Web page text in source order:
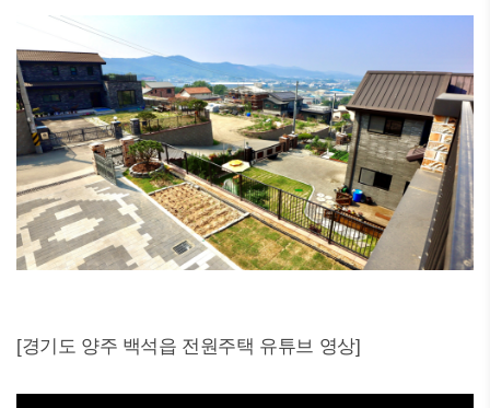
[경기도 양주 백석읍 전원주택 유튜브 영상]